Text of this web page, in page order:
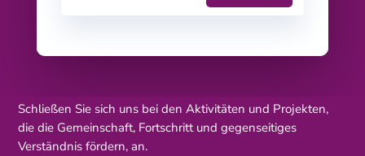
Schließen Sie sich uns bei den Aktivitäten und Projekten,
die die Gemeinschaft, Fortschritt und gegenseitiges
Verständnis fördern, an.